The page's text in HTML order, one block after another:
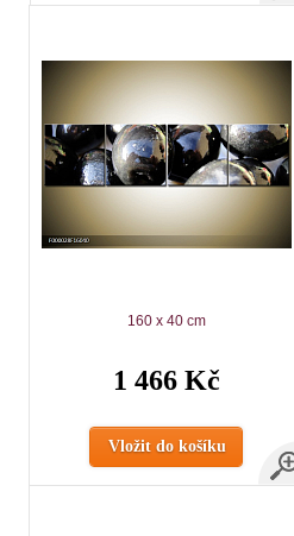
160 x 40 cm
1 466 Kč
Vložit do košíku